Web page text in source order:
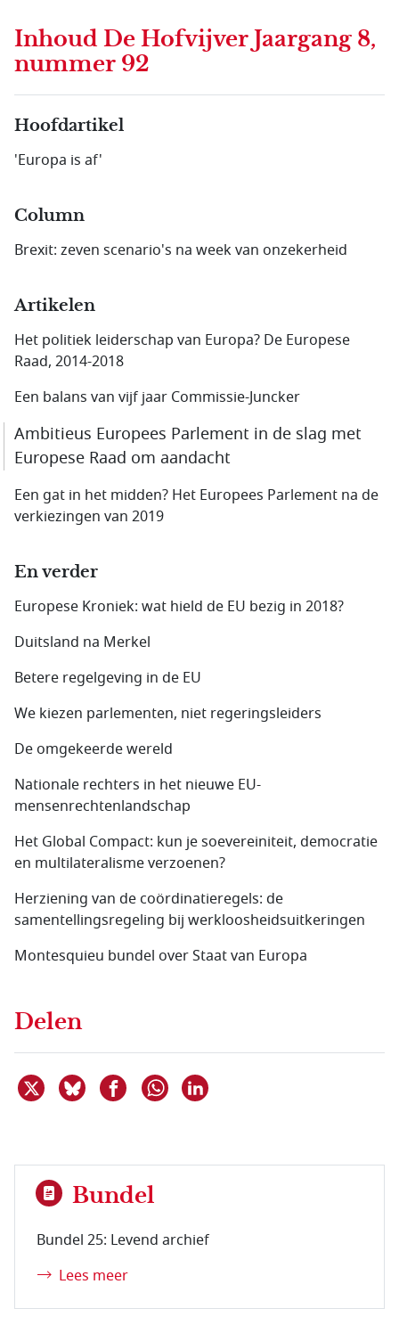
Inhoud De Hofvijver Jaargang 8,
nummer 92
Hoofdartikel
'Europa is af'
Column
Brexit: zeven scenario's na week van onzekerheid
Artikelen
Het politiek leiderschap van Europa? De Europese
Raad, 2014-2018
Een balans van vijf jaar Commissie-Juncker
Ambitieus Europees Parlement in de slag met
Europese Raad om aandacht
Een gat in het midden? Het Europees Parlement na de
verkiezingen van 2019
En verder
Europese Kroniek: wat hield de EU bezig in 2018?
Duitsland na Merkel
Betere regelgeving in de EU
We kiezen parlementen, niet regeringsleiders
De omgekeerde wereld
Nationale rechters in het nieuwe EU-
mensenrechtenlandschap
Het Global Compact: kun je soevereiniteit, democratie
en multilateralisme verzoenen?
Herziening van de coördinatieregels: de
samentellingsregeling bij werkloosheidsuitkeringen
Montesquieu bundel over Staat van Europa
Delen
Deel dit item op X
Deel dit item op Bluesky
Deel dit item op Facebook
Delen via WhatsApp
Bundel
Bundel 25: Levend archief
Lees meer